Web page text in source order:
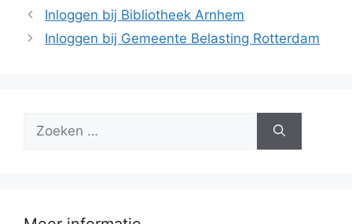
Inloggen bij Bibliotheek Arnhem
Inloggen bij Gemeente Belasting Rotterdam
naar: